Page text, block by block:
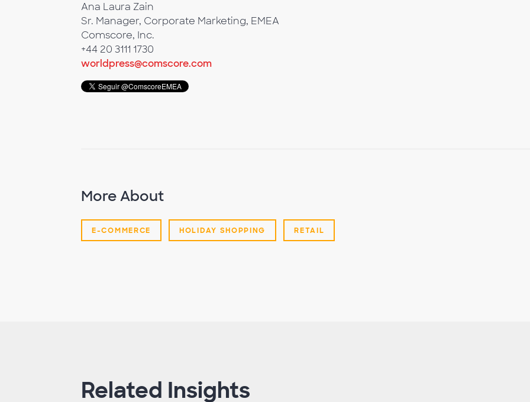
Ana Laura Zain
Sr. Manager, Corporate Marketing, EMEA
Comscore, Inc.
+44 20 3111 1730
worldpress@comscore.com
More About
E-COMMERCE HOLIDAY SHOPPING RETAIL
Related Insights